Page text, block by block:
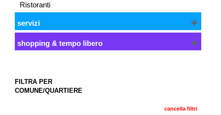
Ristoranti
servizi
shopping & tempo libero
FILTRA PER
COMUNE/QUARTIERE
cancella filtri